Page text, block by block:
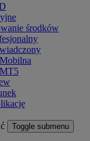
środków
Toggle submenu